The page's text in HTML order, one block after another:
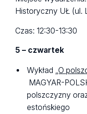
Historyczny UŁ (ul.
Czas: 12:30-13:30
5 – czwartek
Wykład „O
MAGYAR-
polszczyzny
estońskiego